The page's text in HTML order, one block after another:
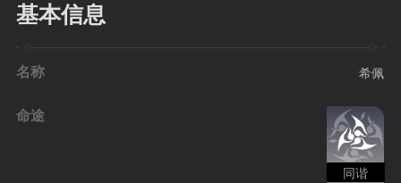
基本信息
名称 希佩
命途
同谐